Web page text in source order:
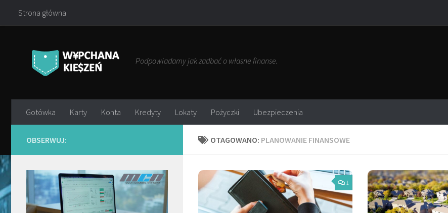
Przejdź do treści
Strona główna
Podpowiadamy jak zadbać o własne finanse.
Gotówka Karty Konta Kredyty Lokaty Pożyczki Ubezpieczenia
OTAGOWANO: PLANOWANIE FINANSOWE
1
OBSERWUJ: